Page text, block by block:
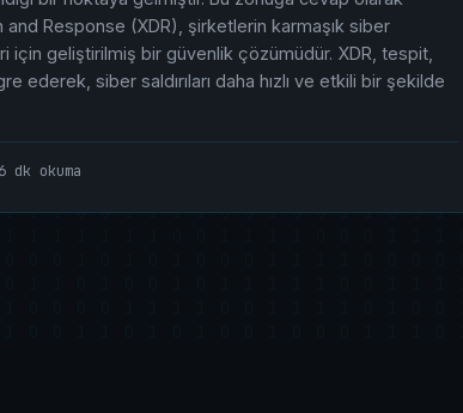
Response (XDR), şirketlerin karmaşık siber
geliştirilmiş bir güvenlik çözümüdür. XDR, tespit,
ederek, siber saldırıları daha hızlı ve etkili bir şekilde
6 dk okuma